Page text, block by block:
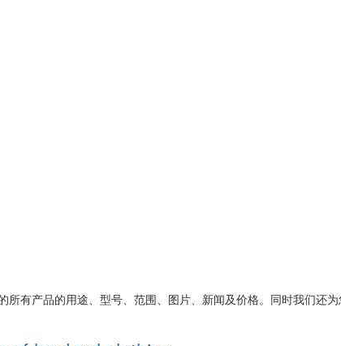
所有产品的用途、型号、范围、图片、新闻及价格。同时我们还为